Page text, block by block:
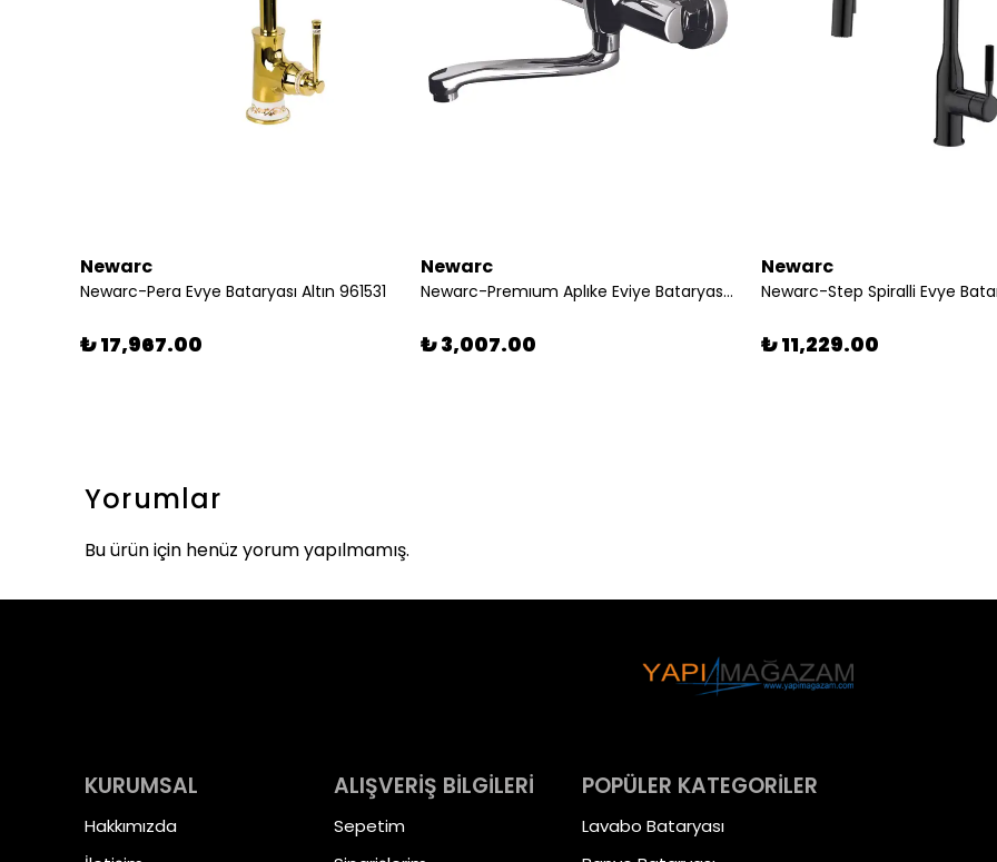
Newarc
Newarc-Pera Evye Bataryası Altın 961531
₺ 17,967.00
Newarc
Newarc-Premıum Aplıke Eviye Bataryası 832541
₺ 3,007.00
Newarc
₺ 11,229.00
Yorumlar
Bu ürün için henüz yorum yapılmamış.
KURUMSAL
Hakkımızda
ALIŞVERİŞ BİLGİLERİ
Sepetim
POPÜLER KATEGORİLER
Lavabo Bataryası